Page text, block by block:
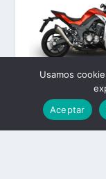
Usamos
Aceptar